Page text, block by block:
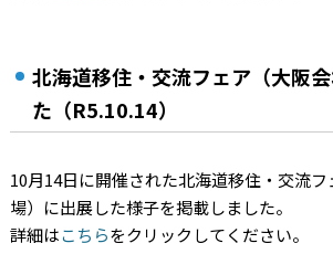
北海道移住・交流フェア（大阪
た（R5.10.14）
10月14日に開催された北海道移住・交流
場）に出展した様子を掲載しました。
詳細はこちらをクリックしてください。